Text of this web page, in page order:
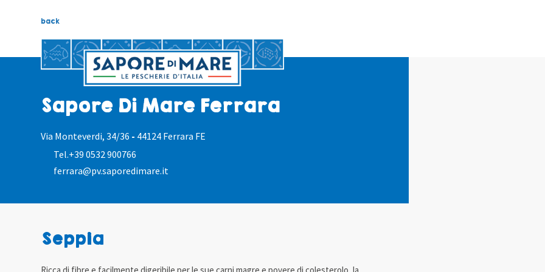
back
Sapore Di Mare Ferrara
Via Monteverdi, 34/36 - 44124 Ferrara FE
Tel.+39 0532 900766
ferrara@pv.saporedimare.it
Seppia